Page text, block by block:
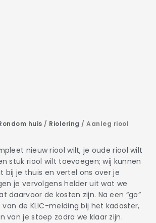
huis / Riolering / Aanleg riool
nieuw riool wilt, je oude riool wilt
stuk riool wilt toevoegen; wij kunnen
bij je thuis en vertel ons over je
je vervolgens helder uit wat we
daarvoor de kosten zijn. Na een “go”
van de KLIC-melding bij het kadaster,
van je stoep zodra we klaar zijn.